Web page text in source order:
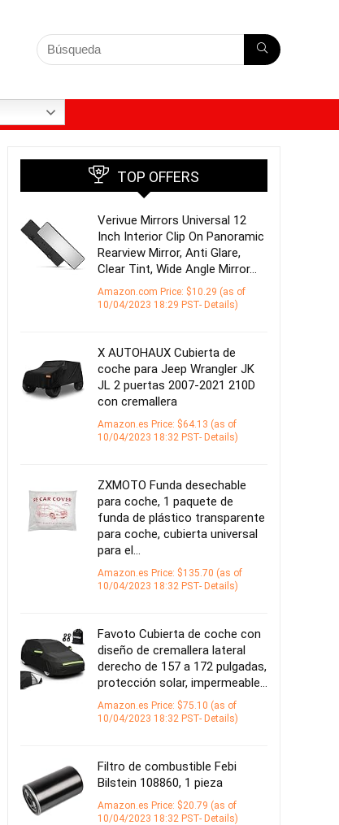
TOP OFFERS
Verivue Mirrors Universal 12
Inch Interior Clip On Panoramic
Rearview Mirror, Anti Glare,
Clear Tint, Wide Angle Mirror…
Amazon.com Price: $10.29 (as of
10/04/2023 18:29 PST- Details)
X AUTOHAUX Cubierta de
coche para Jeep Wrangler JK
JL 2 puertas 2007-2021 210D
con cremallera
Amazon.es Price: $64.13 (as of
10/04/2023 18:32 PST- Details)
ZXMOTO Funda desechable
para coche, 1 paquete de
funda de plástico transparente
para coche, cubierta universal
para el…
Amazon.es Price: $135.70 (as of
10/04/2023 18:32 PST- Details)
Favoto Cubierta de coche con
diseño de cremallera lateral
derecho de 157 a 172 pulgadas,
protección solar, impermeable…
Amazon.es Price: $75.10 (as of
10/04/2023 18:32 PST- Details)
Filtro de combustible Febi
Bilstein 108860, 1 pieza
Amazon.es Price: $20.79 (as of
10/04/2023 18:32 PST- Details)